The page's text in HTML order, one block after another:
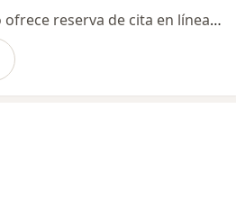
Este especialista no ofrece reserva de cita en línea en esta dirección.